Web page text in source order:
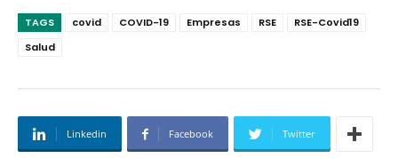
TAGS covid COVID-19 Empresas RSE
RSE-Covid19
Salud
Linkedin Facebook Twitter